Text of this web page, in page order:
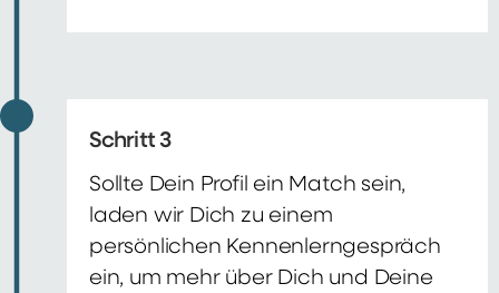
Schritt 3
Sollte Dein Profil ein Match sein,
laden wir Dich zu einem
persönlichen Kennenlerngespräch
ein, um mehr über Dich und Deine